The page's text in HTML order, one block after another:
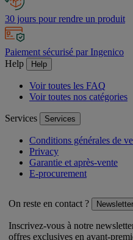
30 jours pour rendre un produit
Paiement sécurisé par Ingenico
Help
Help
Voir toutes les FAQ
Voir toutes nos catégories
Services Services
Conditions générales de
Privacy
Garantie et après-vente
E-procurement
On reste en contact ? Newsletter
Inscrivez-vous à notre
offres exclusives en avant-